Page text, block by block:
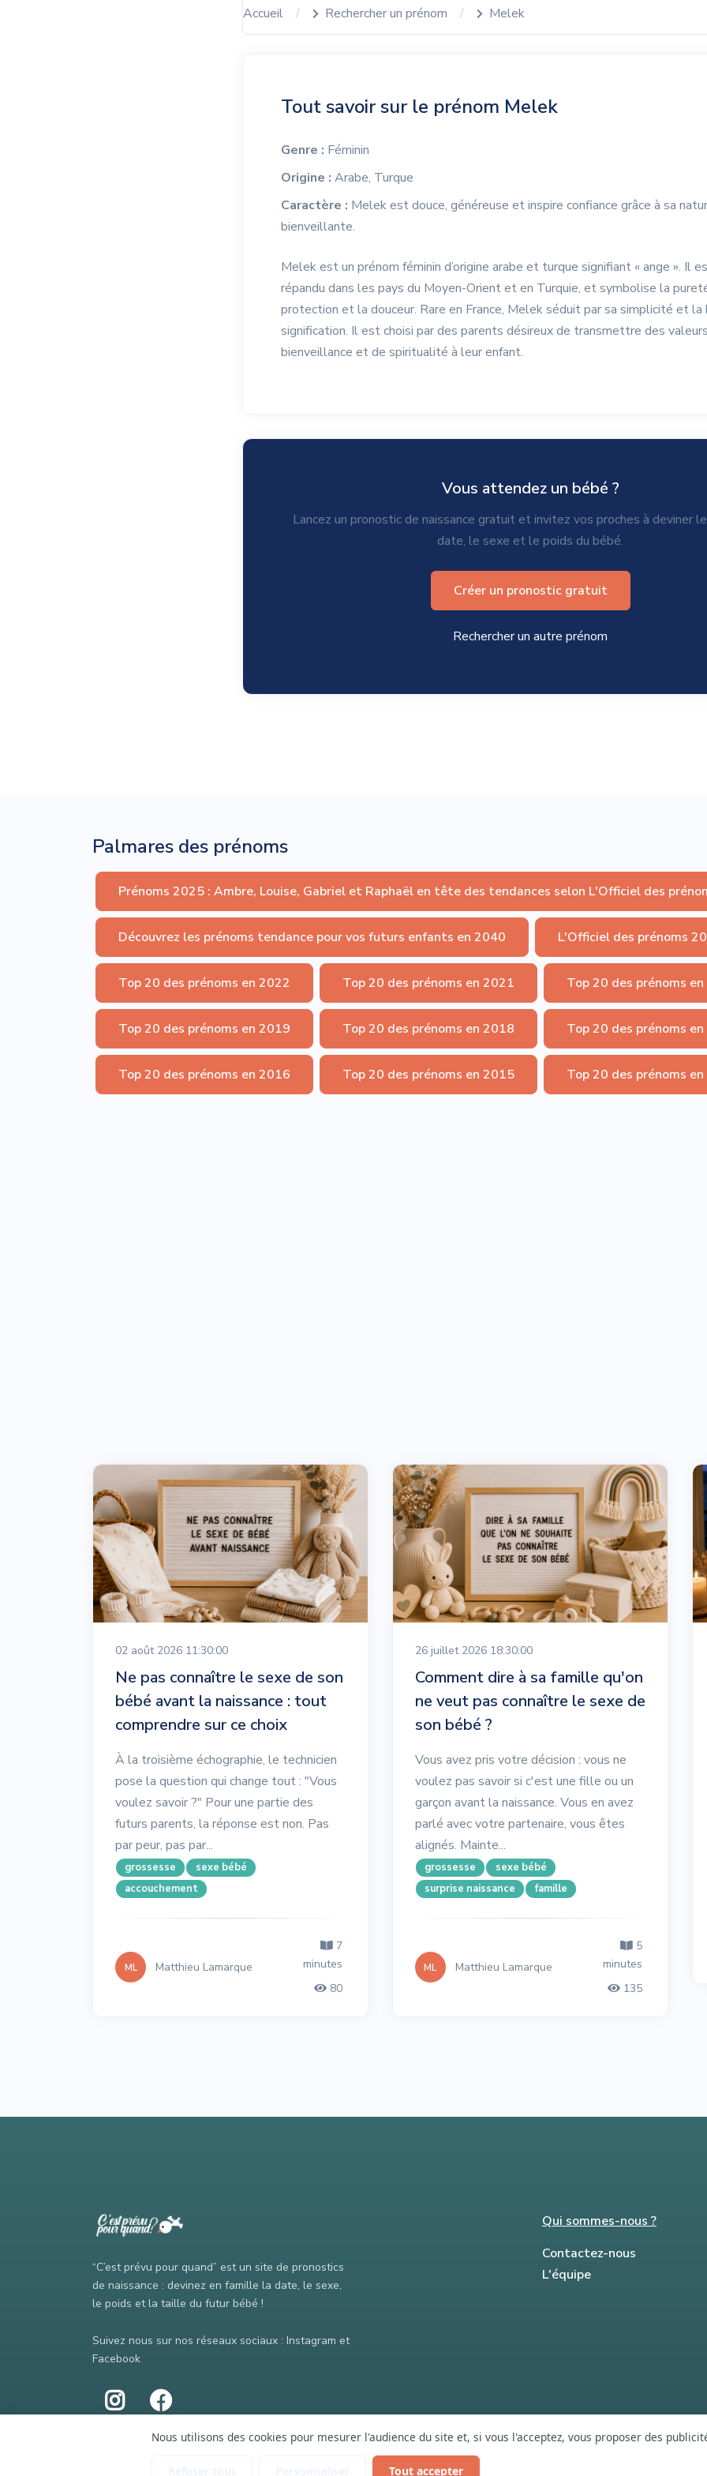
Accueil Rechercher un prénom Melek
Tout savoir sur le prénom Melek
Genre : Féminin
Origine : Arabe, Turque
Caractère : Melek est douce, généreuse et inspire confiance grâce à sa
bienveillante.
Melek est un prénom féminin d’origine arabe et turque signifiant « ange ». Il
répandu dans les pays du Moyen-Orient et en Turquie, et symbolise la
protection et la douceur. Rare en France, Melek séduit par sa simplicité et la
signification. Il est choisi par des parents désireux de transmettre des
bienveillance et de spiritualité à leur enfant.
Vous attendez un bébé ?
Lancez un pronostic de naissance gratuit et invitez vos proches à deviner
date, le sexe et le poids du bébé.
Créer un pronostic gratuit
Rechercher un autre prénom
Palmares des prénoms
Prénoms 2025 : Ambre, Louise, Gabriel et Raphaël en tête des tendances selon L'Officiel des
Découvrez les prénoms tendance pour vos futurs enfants en 2040 L'Officiel des prénoms
Top 20 des prénoms en 2022 Top 20 des prénoms en 2021 Top 20 des prénoms
Top 20 des prénoms en 2019 Top 20 des prénoms en 2018 Top 20 des prénoms
Top 20 des prénoms en 2016 Top 20 des prénoms en 2015 Top 20 des prénoms
02 août 2026 11:30:00
Ne pas connaître le sexe de son
bébé avant la naissance : tout
comprendre sur ce choix
À la troisième échographie, le technicien
pose la question qui change tout : "Vous
voulez savoir ?" Pour une partie des
futurs parents, la réponse est non. Pas
par peur, pas par...
grossesse
sexe bébé
accouchement
ML Matthieu Lamarque
7
minutes
80
26 juillet 2026 18:30:00
Comment dire à sa famille qu'on
ne veut pas connaître le sexe de
son bébé ?
Vous avez pris votre décision : vous ne
voulez pas savoir si c'est une fille ou un
garçon avant la naissance. Vous en avez
parlé avec votre partenaire, vous êtes
alignés. Mainte...
grossesse
sexe bébé
surprise naissance
famille
ML Matthieu Lamarque
5
minutes
135
“C’est prévu pour quand” est un site de pronostics
de naissance : devinez en famille la date, le sexe,
le poids et la taille du futur bébé !
Suivez nous sur nos réseaux sociaux : Instagram et
Facebook
Qui sommes-nous ?
Contactez-nous
L'équipe
Nous utilisons des cookies pour mesurer l'audience du site et, si vous l'acceptez, vous proposer des
Tout accepter